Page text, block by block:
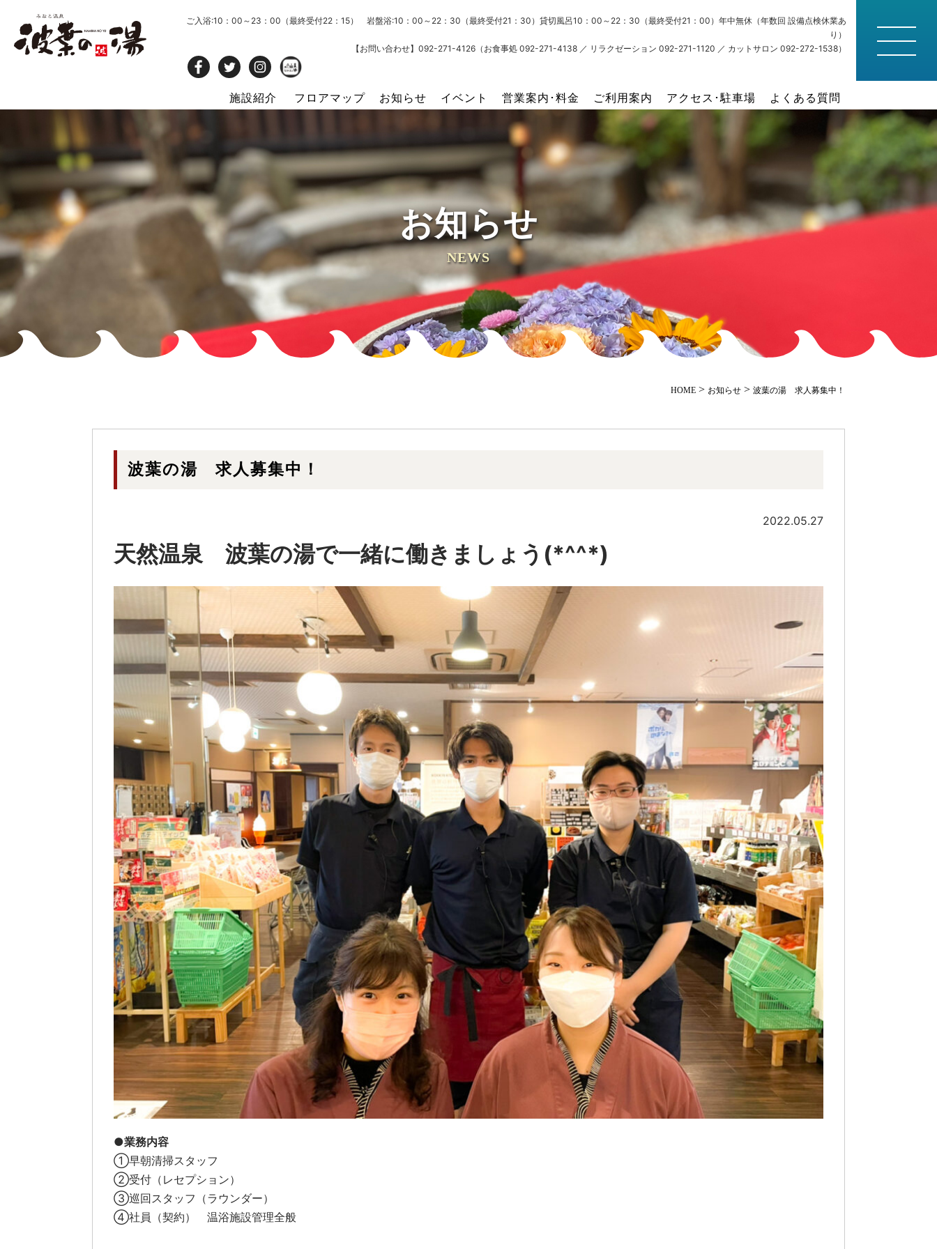
ご入浴:10：00～23：00（最終受付22：15） 岩盤浴:10：00～22：30（最終受付21：30）貸切風呂10：00～22：30（最終受付21：00）年中無休（年数回 設備点検休業あ
り）
【お問い合わせ】092-271-4126（お食事処 092-271-4138 ／ リラクゼーション 092-271-1120 ／ カットサロン 092-272-1538）
施設紹介 フロアマップ お知らせ イベント 営業案内･料金 ご利用案内 アクセス･駐車場 よくある質問
お知らせ
NEWS
HOME > お知らせ > 波葉の湯 求人募集中！
波葉の湯 求人募集中！
2022.05.27
天然温泉 波葉の湯で一緒に働きましょう(*^^*)
●業務内容
①早朝清掃スタッフ
②受付（レセプション）
③巡回スタッフ（ラウンダー）
④社員（契約） 温浴施設管理全般